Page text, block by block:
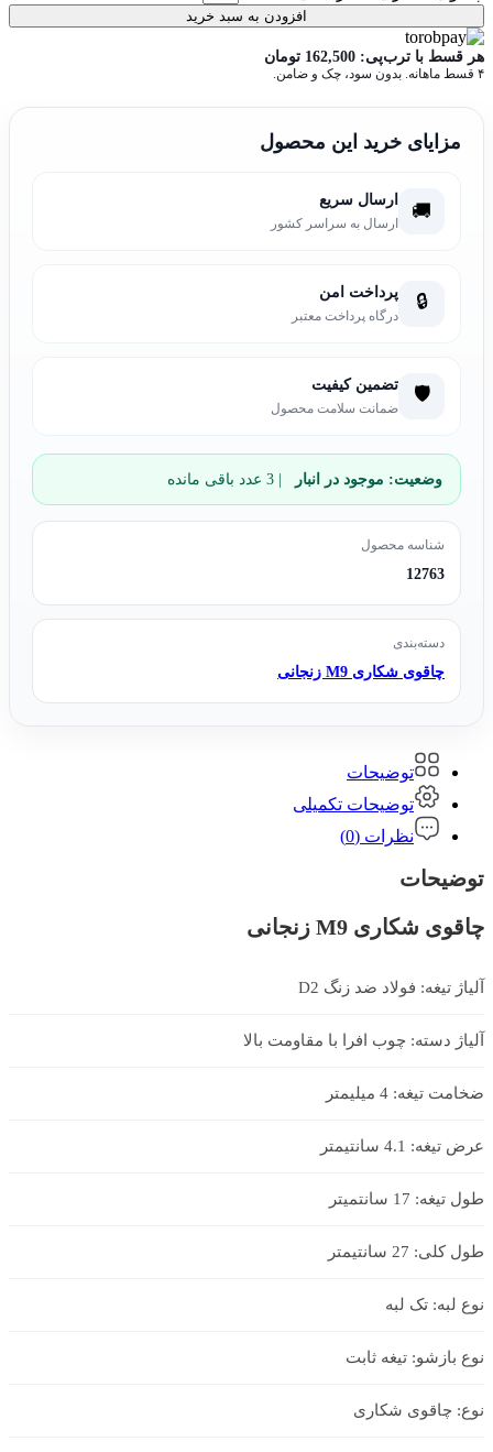
افزودن به سبد خرید
هر قسط با ترب‌پی: 162,500 تومان
۴ قسط ماهانه. بدون سود، چک و ضامن.
مزایای خرید این محصول
🚚 ارسال سریع
ارسال به سراسر کشور
🔒 پرداخت امن
درگاه پرداخت معتبر
🛡️ تضمین کیفیت
ضمانت سلامت محصول
وضعیت: موجود در انبار
شناسه محصول
12763
دسته‌بندی
چاقوی شکاری M9 زنجانی
توضیحات
توضیحات تکمیلی
نظرات (0)
توضیحات
چاقوی شکاری M9 زنجانی
آلیاژ تیغه: فولاد ضد زنگ D2
آلیاژ دسته: چوب افرا با مقاومت بالا
ضخامت تیغه: 4 میلیمتر
عرض تیغه: 4.1 سانتیمتر
طول تیغه: 17 سانتمیتر
طول کلی: 27 سانتیمتر
نوع لبه: تک لبه
نوع بازشو: تیغه ثابت
نوع: چاقوی شکاری